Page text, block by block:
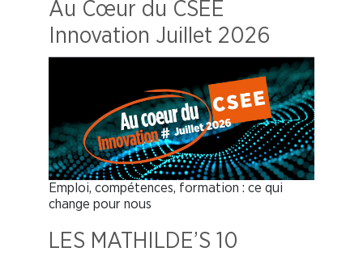
Au Cœur du CSEE
Innovation Juillet 2026
Emploi, compétences, formation : ce qui
change pour nous
LES MATHILDE’S 10